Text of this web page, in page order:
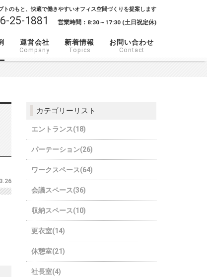
トのもと、快適で働きやすいオフィス空間づくりを提案します
25-1881 営業時間：8:30～17:30 (土日祝定休)
運営会社
Company
新着情報
Topics
お問い合わせ
Contact
カテゴリーリスト
エントランス(18)
パーテーション(26)
ワークスペース(64)
会議スペース(36)
収納スペース(10)
更衣室(14)
休憩室(21)
社長室(4)